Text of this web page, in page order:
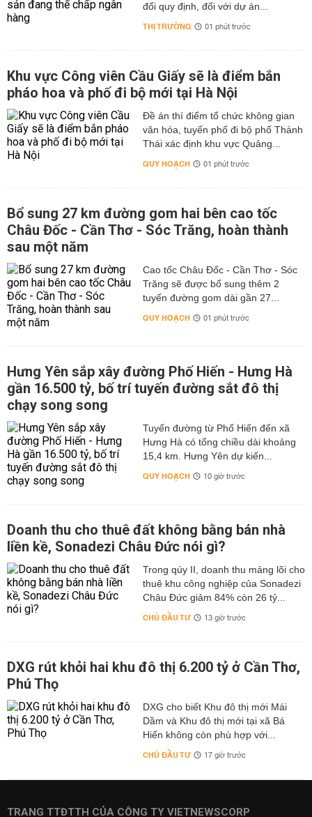
đổi quy định, đối với dự án...
THỊ TRƯỜNG 01 phút trước
Khu vực Công viên Cầu Giấy sẽ là điểm bắn
pháo hoa và phố đi bộ mới tại Hà Nội
Đề án thí điểm tổ chức không gian
văn hóa, tuyến phố đi bộ phố Thành
Thái xác định khu vực Quảng...
QUY HOẠCH 01 phút trước
Bổ sung 27 km đường gom hai bên cao tốc
Châu Đốc - Cần Thơ - Sóc Trăng, hoàn thành
sau một năm
Cao tốc Châu Đốc - Cần Thơ - Sóc
Trăng sẽ được bổ sung thêm 2
tuyến đường gom dài gần 27...
QUY HOẠCH 01 phút trước
Hưng Yên sắp xây đường Phố Hiến - Hưng Hà
gần 16.500 tỷ, bố trí tuyến đường sắt đô thị
chạy song song
Tuyến đường từ Phố Hiến đến xã
Hưng Hà có tổng chiều dài khoảng
15,4 km. Hưng Yên dự kiến...
QUY HOẠCH 10 giờ trước
Doanh thu cho thuê đất không bằng bán nhà
liền kề, Sonadezi Châu Đức nói gì?
Trong qúy II, doanh thu mảng lõi cho
thuê khu công nghiệp của Sonadezi
Châu Đức giảm 84% còn 26 tỷ...
CHỦ ĐẦU TƯ 13 giờ trước
DXG rút khỏi hai khu đô thị 6.200 tỷ ở Cần Thơ,
Phú Thọ
DXG cho biết Khu đô thị mới Mái
Dầm và Khu đô thị mới tại xã Bá
Hiến không còn phù hợp với...
CHỦ ĐẦU TƯ 17 giờ trước
TRANG TTĐTTH CỦA CÔNG TY VIETNEWSCORP